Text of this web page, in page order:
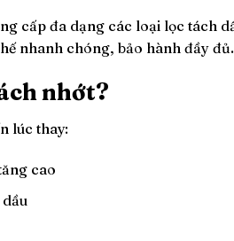
cao
cấp đa dạng các loại lọc tách
nhanh chóng, bảo hành đầy đủ.
nhớt?
lúc thay:
cao